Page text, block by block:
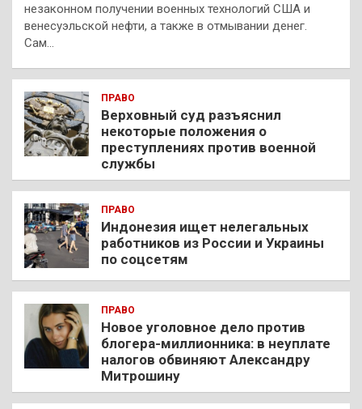
незаконном получении военных технологий США и
венесуэльской нефти, а также в отмывании денег.
Сам…
ПРАВО
Верховный суд разъяснил
некоторые положения о
преступлениях против военной
службы
ПРАВО
Индонезия ищет нелегальных
работников из России и Украины
по соцсетям
ПРАВО
Новое уголовное дело против
блогера-миллионника: в неуплате
налогов обвиняют Александру
Митрошину